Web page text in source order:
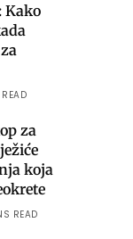
Kako
za
koja
READ